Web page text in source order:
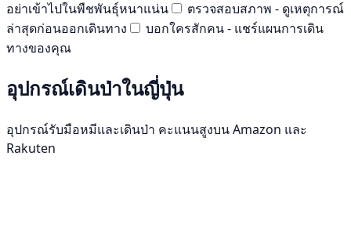
อย่าเข้าไปในพืชพันธุ์หนาแน่น
ตรวจสอบสภาพ - ดูเหตุการณ์
ล่าสุดก่อนออกเดินทาง
บอกใครสักคน - แชร์แผนการเดิน
ทางของคุณ
อุปกรณ์เดินป่าในญี่ปุ่น
อุปกรณ์รับมือหมีและเดินป่า คะแนนสูงบน Amazon และ
Rakuten